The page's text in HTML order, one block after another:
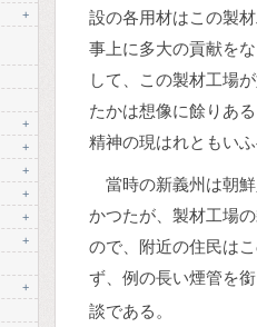
+
+
+
+
+
+
+
+
設の各用材はこの製
事上に多大の貢献を
して、この製材工場
たかは想像に餘りあ
精神の現はれともい
當時の新義州は朝
かつたが、製材工場
ので、附近の住民は
ず、例の長い煙管を銜
談である。